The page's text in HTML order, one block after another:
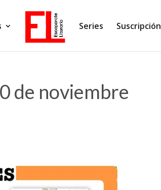
Series Suscripción
de noviembre